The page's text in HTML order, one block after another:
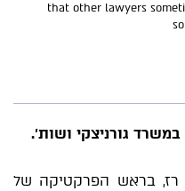
that other lawyers
גורניצקי ושות'.
רז, בראש הפרקטיקה של